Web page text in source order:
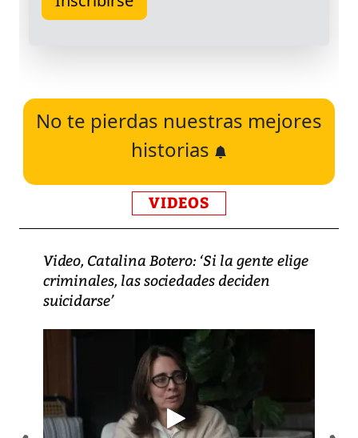
No te pierdas nuestras mejores
historias
VIDEOS
Video, Catalina Botero: ‘Si la gente elige
criminales, las sociedades deciden
suicidarse’